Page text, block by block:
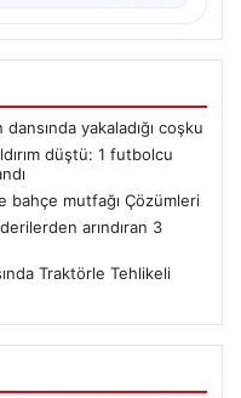
yakaladığı coşku
düştü: 1 futbolcu
bahçe mutfağı Çözümleri
arındıran 3
Traktörle Tehlikeli